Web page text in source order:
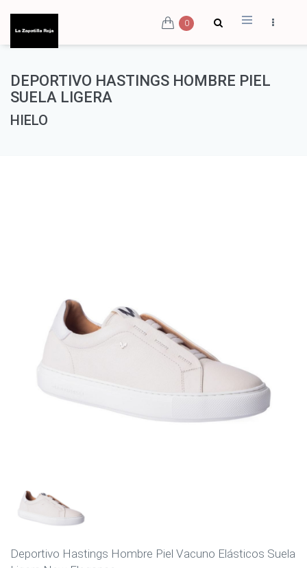
0
DEPORTIVO HASTINGS HOMBRE PIEL
SUELA LIGERA
HIELO
Deportivo Hastings Hombre Piel Vacuno Elásticos Suela